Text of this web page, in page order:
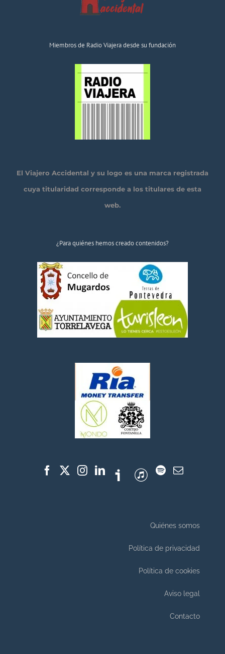
Miembros de Radio Viajera desde su fundación
El Viajero Accidental y su logo es una marca registrada
cuya titularidad corresponde a los titulares de esta
web.
¿Para quiénes hemos creado contenidos?
Quiénes somos
Política de privacidad
Política de cookies
Aviso legal
Contacto